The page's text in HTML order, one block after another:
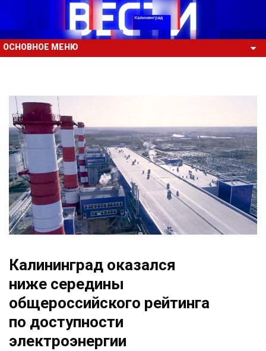
ОСНОВНОЕ МЕНЮ
Калининград оказался
ниже середины
общероссийского рейтинга
по доступности
электроэнергии